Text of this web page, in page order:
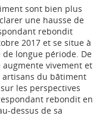
sont bien plus
une hausse de
rebondit
2017 et se situe à
de longue période. De
vivement et
artisans du bâtiment
les perspectives
rebondit en
dessus de sa